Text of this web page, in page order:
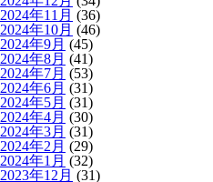
2024年11月 (36)
2024年10月 (46)
2024年9月 (45)
2024年8月 (41)
2024年7月 (53)
2024年6月 (31)
2024年5月 (31)
2024年4月 (30)
2024年3月 (31)
2024年2月 (29)
2024年1月 (32)
2023年12月 (31)